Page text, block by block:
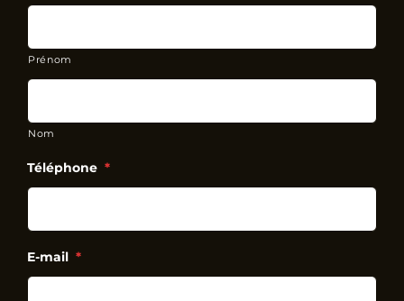
Prénom
Nom
Téléphone *
E-mail *